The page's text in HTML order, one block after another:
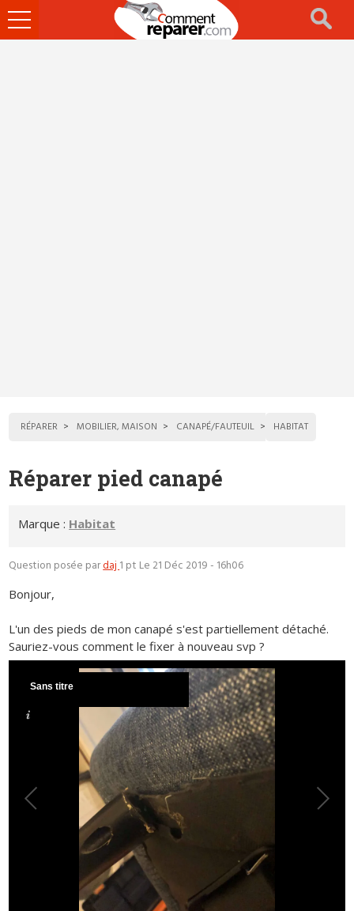
Ouvrir
le
RÉPARER MOBILIER, MAISON CANAPÉ/FAUTEUIL HABITAT
Réparer pied canapé
Marque : Habitat
Question posée pardaj1 pt Le 21 Déc 2019 - 16h06
Bonjour,
L'un des pieds de mon canapé s'est partiellement détaché.
Sauriez-vous comment le fixer à nouveau svp ?
Sans titre